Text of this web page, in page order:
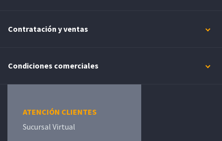
Contratación y ventas
Condiciones comerciales
ATENCIÓN CLIENTES
Sucursal Virtual